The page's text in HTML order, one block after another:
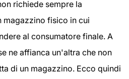
richiede sempre la
fisico in cui
al consumatore finale. A
ne affianca un'altra che non
di un magazzino. Ecco quindi